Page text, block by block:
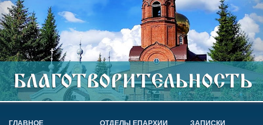
ГЛАВНОЕ ОТДЕЛЫ ЕПАРХИИ
ЗАПИСКИ